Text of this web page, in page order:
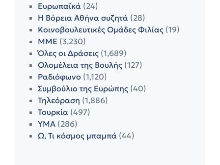
Ευρωπαϊκά (24)
Η Βόρεια Αθήνα συζητά (28)
Κοινοβουλευτικές Ομάδες Φιλίας (19)
ΜΜΕ (3,230)
Όλες οι Δράσεις (1,689)
Ολομέλεια της Βουλής (127)
Ραδιόφωνο (1,120)
Συμβούλιο της Ευρώπης (40)
Τηλεόραση (1,886)
Τουρκία (497)
ΥΜΑ (286)
Ω, Τι κόσμος μπαμπά (44)